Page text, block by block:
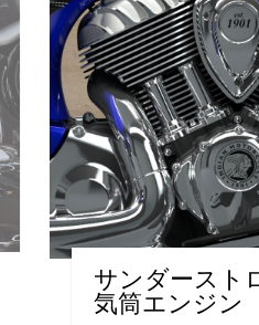
サンダースト
気筒エンジン